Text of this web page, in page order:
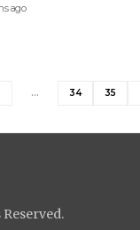
ago
… 34 35